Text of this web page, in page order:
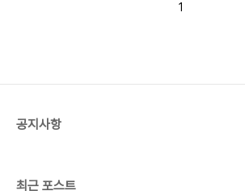
1
공지사항
최근 포스트